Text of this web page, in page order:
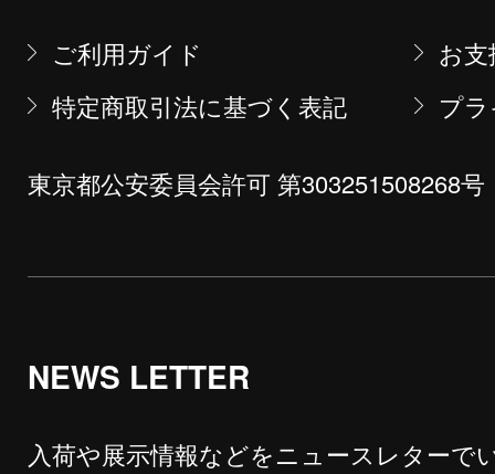
ご利用ガイド
お
特定商取引法に基づく表記
プ
東京都公安委員会許可 第303251508268号
NEWS LETTER
入荷や展示情報などをニュースレターで